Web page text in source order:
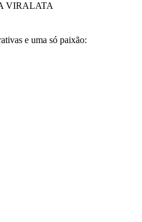
VIRALATA
e uma só paixão: